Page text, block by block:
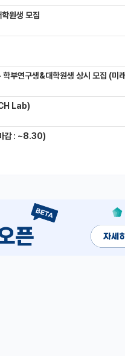
원생 모집
연구생&대학원생 상시 모집 (미래에
Lab)
감 : ~8.30)